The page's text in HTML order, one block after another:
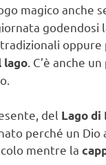
magico anche
godendosi
oppure
lago. C’è anche
del Lago di
perché un
mentre la